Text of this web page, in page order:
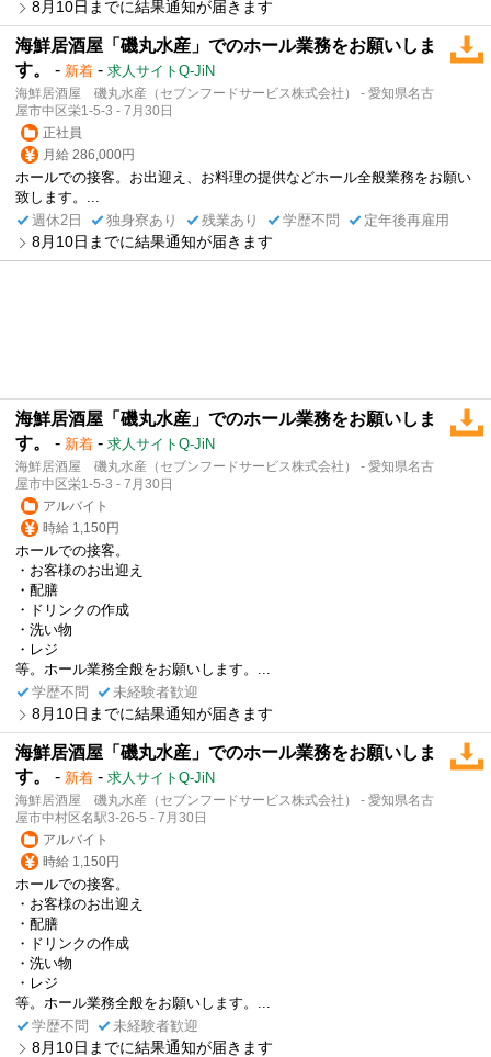
8月10日までに結果通知が届きます
海鮮居酒屋「磯丸水産」でのホール業務をお願いしま
す。
- 新着 - 求人サイトQ-JiN
海鮮居酒屋 磯丸水産（セブンフードサービス株式会社） - 愛知県名古
屋市中区栄1-5-3 - 7月30日
正社員
月給 286,000円
ホールでの接客。お出迎え、お料理の提供などホール全般業務をお願い
致します。...
週休2日
独身寮あり 残業あり 学歴不問 定年後再雇用
8月10日までに結果通知が届きます
海鮮居酒屋「磯丸水産」でのホール業務をお願いしま
す。
- 新着 - 求人サイトQ-JiN
海鮮居酒屋 磯丸水産（セブンフードサービス株式会社） - 愛知県名古
屋市中区栄1-5-3 - 7月30日
アルバイト
時給 1,150円
ホールでの接客。
・お客様のお出迎え
・配膳
・ドリンクの作成
・洗い物
・レジ
等。ホール業務全般をお願いします。...
学歴不問
未経験者歓迎
8月10日までに結果通知が届きます
海鮮居酒屋「磯丸水産」でのホール業務をお願いしま
す。
- 新着 - 求人サイトQ-JiN
海鮮居酒屋 磯丸水産（セブンフードサービス株式会社） - 愛知県名古
屋市中村区名駅3-26-5 - 7月30日
アルバイト
時給 1,150円
ホールでの接客。
・お客様のお出迎え
・配膳
・ドリンクの作成
・洗い物
・レジ
等。ホール業務全般をお願いします。...
学歴不問
未経験者歓迎
8月10日までに結果通知が届きます